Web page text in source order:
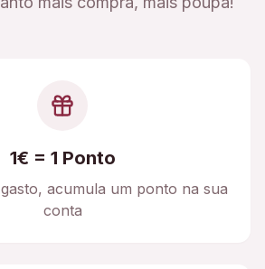
1€ = 1 Ponto
acumula um ponto na sua
conta